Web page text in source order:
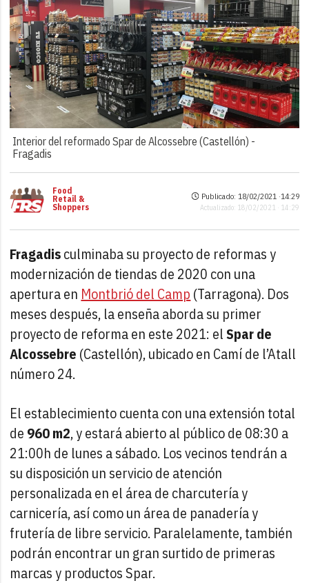
Interior del reformado Spar de Alcossebre (Castellón) -
Fragadis
Food
Retail &
Shoppers
Publicado: 18/02/2021 ·14:29
Actualizado: 18/02/2021 · 14:29
Fragadisculminaba su proyecto de reformas y
modernización de tiendas de 2020 con una
apertura en Montbrió del Camp (Tarragona). Dos
meses después, la enseña aborda su primer
proyecto de reforma en este 2021: elSpar de
Alcossebre (Castellón), ubicado en Camí de l’Atall
número 24.
El establecimiento cuenta con una extensión total
de 960 m2, y estará abierto al público de 08:30 a
21:00h de lunes a sábado. Los vecinos tendrán a
su disposición un servicio de atención
personalizada en el área de charcutería y
carnicería, así como un área de panadería y
frutería de libre servicio. Paralelamente, también
podrán encontrar un gran surtido de primeras
marcas y productos Spar.